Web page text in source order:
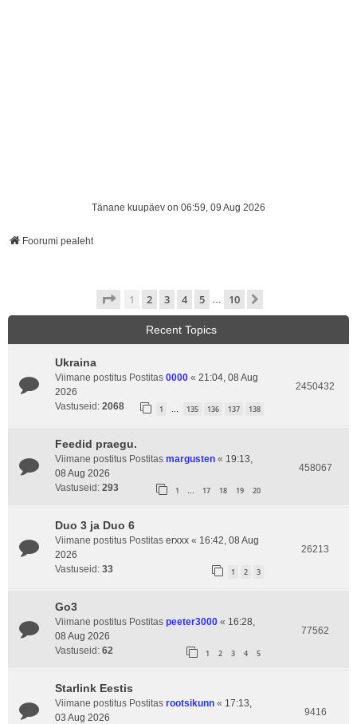
Tänane kuupäev on 06:59, 09 Aug 2026
Foorumi pealeht
1 . leht10 -st
1 2 3 4 5 … 10
Recent Topics
Ukraina
Viimane postitus Postitas 0000 « 21:04, 08 Aug
2026
Vastuseid: 2068 1 … 135 136 137 138
2450432
Feedid praegu.
Viimane postitus Postitas margusten « 19:13,
08 Aug 2026
Vastuseid: 293 1 … 17 18 19 20
458067
Duo 3 ja Duo 6
Viimane postitus Postitas erxxx « 16:42, 08 Aug
2026
Vastuseid: 33 1 2 3
26213
Go3
Viimane postitus Postitas peeter3000 « 16:28,
08 Aug 2026
Vastuseid: 62 1 2 3 4 5
77562
Starlink Eestis
Viimane postitus Postitas rootsikunn « 17:13,
03 Aug 2026
9416